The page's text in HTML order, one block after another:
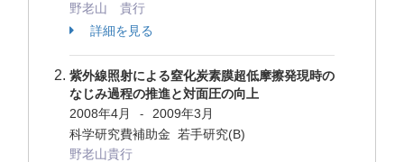
野老山 貴行
詳細を見る
紫外線照射による窒化炭素膜超低摩擦発現時の
なじみ過程の推進と対面圧の向上
2008年4月
-
2009年3月
科学研究費補助金 若手研究(B)
野老山貴行